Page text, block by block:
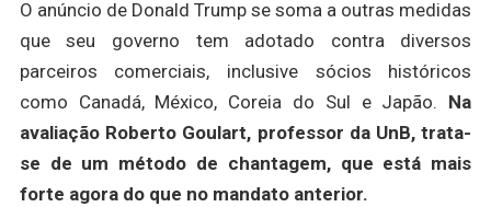
O anúncio de Donald Trump se soma a outras medidas
que seu governo tem adotado contra diversos
parceiros comerciais, inclusive sócios históricos
como Canadá, México, Coreia do Sul e Japão. Na
avaliação Roberto Goulart, professor da UnB, trata-
se de um método de chantagem, que está mais
forte agora do que no mandato anterior.